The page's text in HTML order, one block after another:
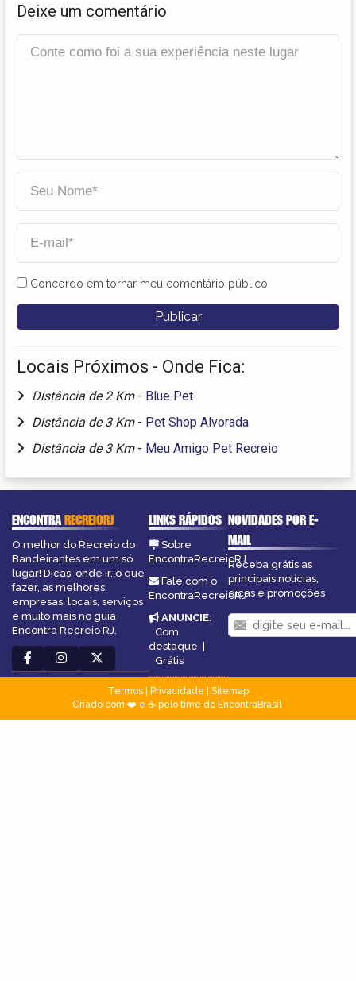
Deixe um comentário
Concordo em tornar meu comentário público
Locais Próximos - Onde Fica:
Distância de 2 Km - Blue Pet
Distância de 3 Km - Pet Shop Alvorada
Distância de 3 Km - Meu Amigo Pet Recreio
ENCONTRARECREIORJ
O melhor do Recreio do
Bandeirantes em um só
lugar! Dicas, onde ir, o que
fazer, as melhores
empresas, locais, serviços
e muito mais no guia
Encontra Recreio RJ.
LINKS RÁPIDOS
Sobre
EncontraRecreioRJ
Fale com o
EncontraRecreioRJ
ANUNCIE:
Com
destaque |
Grátis
NOVIDADES POR E-
MAIL
Receba grátis as
principais notícias,
dicas e promoções
Termos| Privacidade
Sitemap
Criado com ❤️ e ☕ pelo time do EncontraBrasil